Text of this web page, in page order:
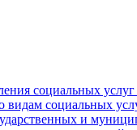
социальных
социальных
и